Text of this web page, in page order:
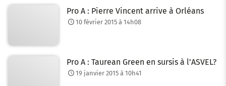
Pro A : Pierre Vincent arrive à Orléans
10 février 2015 à 14h08
Pro A : Taurean Green en sursis à l’ASVEL?
19 janvier 2015 à 10h41